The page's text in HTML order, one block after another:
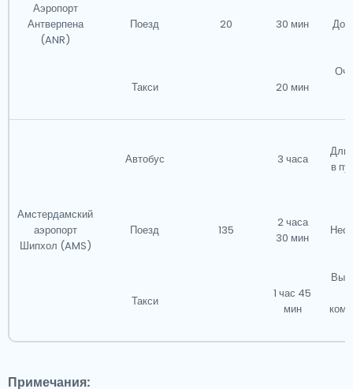
Аэропорт
Антверпена
(ANR)
20
Поезд 30 мин
Такси 20 мин
Амстердамский
аэропорт
Шипхол (AMS)
Автобус
135
3 часа
в
Поезд
2 часа
30 мин
Такси
1 час 45
мин
Примечания: